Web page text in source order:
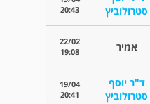
סטרולוביץ
20:43
אמיר
22/02
19:08
ד"ר יוסף
סטרולוביץ
19/04
20:41